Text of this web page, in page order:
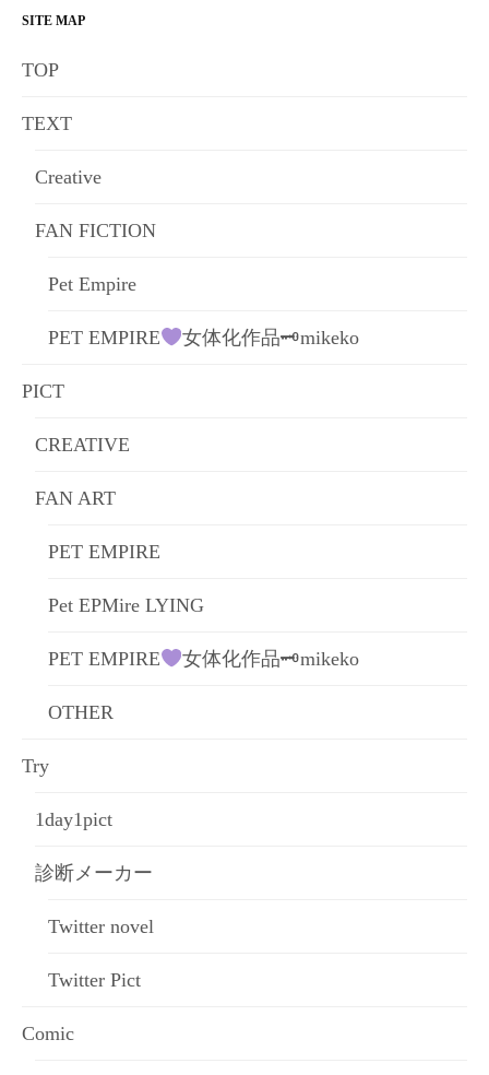
ー
シ
ン
SITE MAP
TOP
TEXT
Creative
FAN FICTION
Pet Empire
PET EMPIRE 女体化作品🗝mikeko
PICT
CREATIVE
FAN ART
PET EMPIRE
Pet EPMire LYING
PET EMPIRE 女体化作品🗝mikeko
OTHER
Try
1day1pict
診断メーカー
Twitter novel
Twitter Pict
Comic